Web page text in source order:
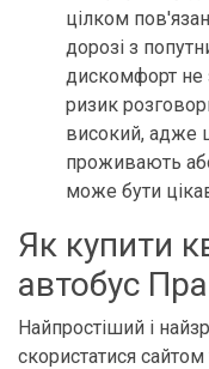
цілком
дорозі з
дискомфорт не
ризик
високий, адже
проживають
може бути
Як купити
автобус
Найпростіший і
скористатися